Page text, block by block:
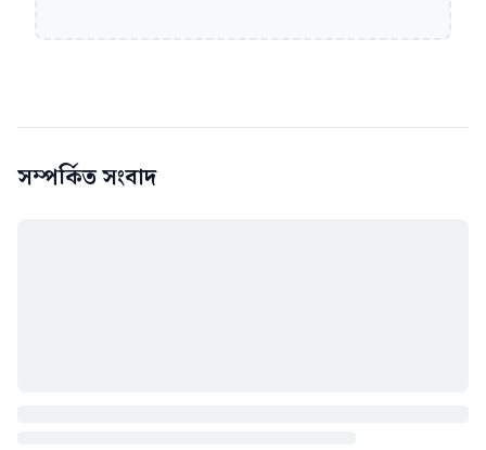
সম্পর্কিত সংবাদ